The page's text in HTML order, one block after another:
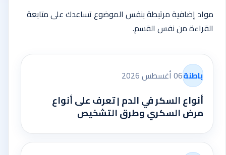
مواد إضافية مرتبطة بنفس الموضوع تساعدك على متابعة
القراءة من نفس القسم.
باطنة06 أغسطس 2026
أنواع السكر في الدم | تعرف على أنواع
مرض السكري وطرق التشخيص